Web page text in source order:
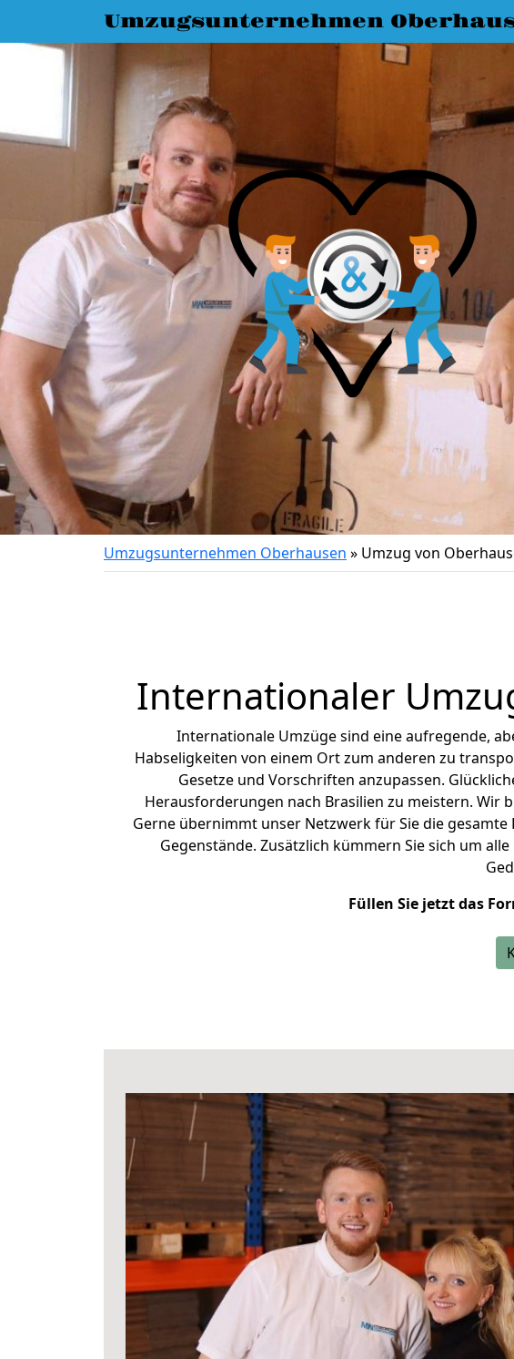
Umzugsunternehmen
Umzugsunternehmen Oberhausen » Umzug von
Internationaler
Internationale Umzüge sind eine aufregende,
Habseligkeiten von einem Ort zum anderen zu
Gesetze und Vorschriften anzupassen.
Herausforderungen nach Brasilien zu meistern. Wir
Gerne übernimmt unser Netzwerk für Sie die
Gegenstände. Zusätzlich kümmern Sie sich um
Füllen Sie jetzt das